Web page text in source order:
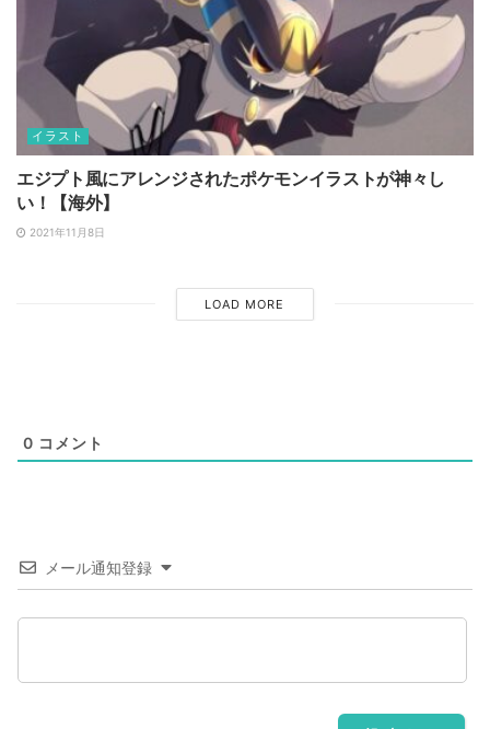
イラスト
エジプト風にアレンジされたポケモンイラストが神々し
い！【海外】
2021年11月8日
LOAD MORE
メール通知登録
0 コメント